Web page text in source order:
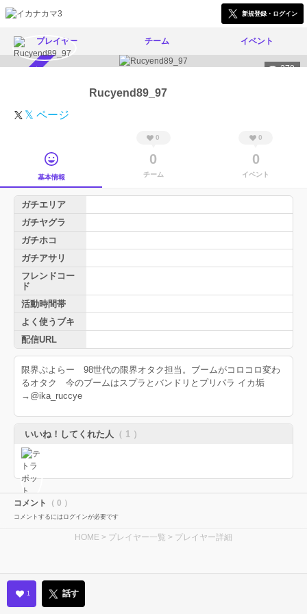
新規登録・ログイン
プレイヤー チーム イベント
278
Rucyend89_97
𝕏 ページ
基本情報
0
0
チーム
0
0
イベント
ガチエリア
ガチヤグラ
ガチホコ
ガチアサリ
フレンドコー
ド
活動時間帯
よく使うブキ
配信URL
限界ぷよらー 98世代の限界オタク担当。ブームがコロコロ変わ
るオタク 今のブームはスプラとバンドリとプリパラ イカ垢
→@ika_ruccye
いいね！してくれた人 （ 1 ）
コメント （ 0 ）
コメントするにはログインが必要です
HOME > プレイヤー一覧 > プレイヤー詳細
1 話す